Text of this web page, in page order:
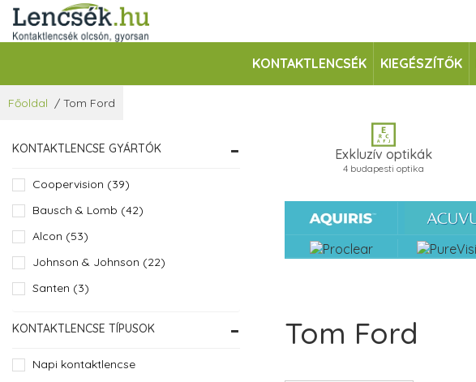
KONTAKTLENCSÉK KIEGÉSZÍTŐK
Főoldal / Tom Ford
KONTAKTLENCSE GYÁRTÓK
Coopervision (39)
Bausch & Lomb (42)
Alcon (53)
Johnson & Johnson (22)
Santen (3)
KONTAKTLENCSE TÍPUSOK
Napi kontaktlencse
Exkluzív optikák
4 budapesti optika
Tom Ford